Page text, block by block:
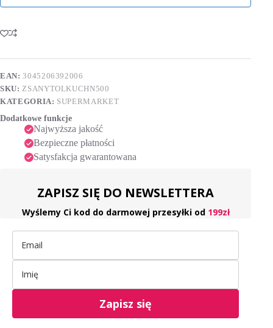
EAN:3045206392006
SKU:ZSANYTOLKUCHN500
KATEGORIA: SUPERMARKET
Dodatkowe funkcje
Najwyższa jakość
Bezpieczne płatności
Satysfakcja gwarantowana
ZAPISZ SIĘ DO NEWSLETTERA
Wyślemy Ci kod do darmowej przesyłki od 199zł
Zapisz się